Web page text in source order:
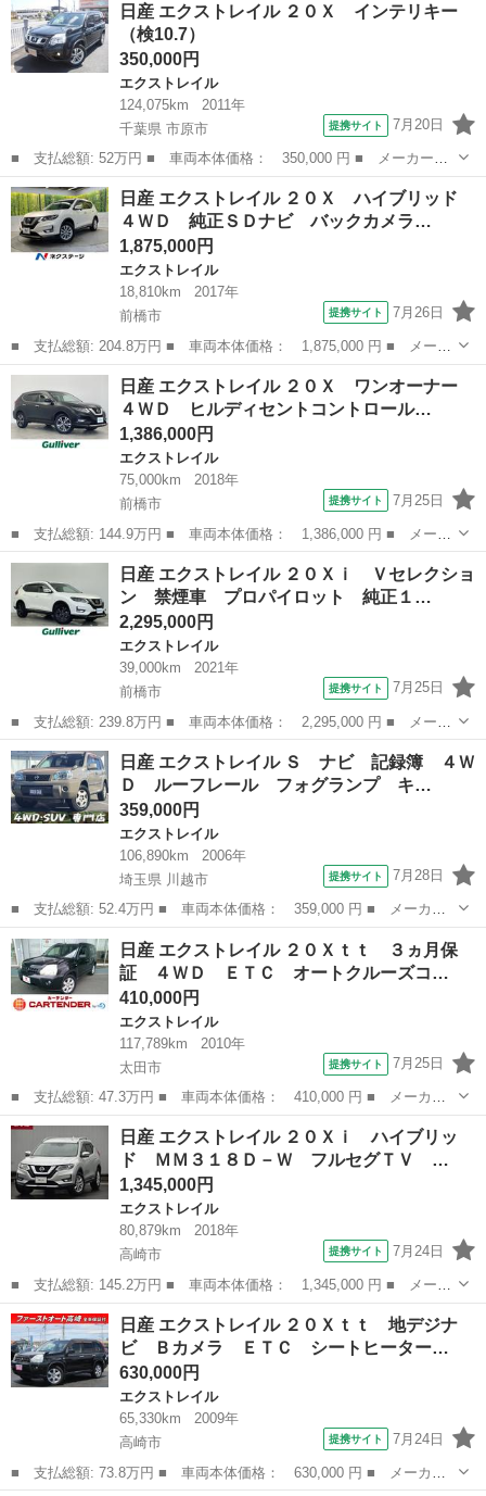
４ＯＲＣＥ レンタアップ車両 日産コネクトナビ アラウンドビュ
ー ドライ...
日産 エクストレイル ２０Ｘ インテリキー
（検10.7）
350,000円
エクストレイル
124,075km
2011年
千葉県 市原市
提携サイト 7月20日
■ 支払総額: 52万円 ■ 車両本体価格： 350,000 円 ■ メーカー
名： 日産 ■ 車種名： エクストレイル ■ グレード名： ２０
Ｘ インテリキー ■ 排気量： 2000cc ■ ドア枚数： 5D ■ ミッ
ショ...
千葉 市原市 エクストレイル
日産 エクストレイル ２０Ｘ ハイブリッド
４ＷＤ 純正ＳＤナビ バックカメラ…
1,875,000円
エクストレイル
18,810km
2017年
前橋市
提携サイト 7月26日
■ 支払総額: 204.8万円 ■ 車両本体価格： 1,875,000 円 ■ メーカ
ー名： 日産 ■ 車種名： エクストレイル ■ グレード名： ２０
Ｘ ハイブリッド ４ＷＤ 純正ＳＤナビ バックカメラ 衝突被害
軽減シス...
群馬 前橋市 エクストレイル
日産 エクストレイル ２０Ｘ ワンオーナー
４ＷＤ ヒルディセントコントロール…
1,386,000円
エクストレイル
75,000km
2018年
前橋市
提携サイト 7月25日
■ 支払総額: 144.9万円 ■ 車両本体価格： 1,386,000 円 ■ メーカ
ー名： 日産 ■ 車種名： エクストレイル ■ グレード名： ２０
Ｘ ワンオーナー ４ＷＤ ヒルディセントコントロール ハンズフ
リーオー...
群馬 前橋市 エクストレイル
日産 エクストレイル ２０Ｘｉ Ｖセレクショ
ン 禁煙車 プロパイロット 純正１…
2,295,000円
エクストレイル
39,000km
2021年
前橋市
提携サイト 7月25日
■ 支払総額: 239.8万円 ■ 車両本体価格： 2,295,000 円 ■ メーカ
ー名： 日産 ■ 車種名： エクストレイル ■ グレード名： ２０
Ｘｉ Ｖセレクション 禁煙車 プロパイロット 純正１０インチナ
ビ イン...
群馬 前橋市 エクストレイル
日産 エクストレイル Ｓ ナビ 記録簿 ４Ｗ
Ｄ ルーフレール フォグランプ キ…
359,000円
エクストレイル
106,890km
2006年
埼玉県 川越市
提携サイト 7月28日
■ 支払総額: 52.4万円 ■ 車両本体価格： 359,000 円 ■ メーカー
名： 日産 ■ 車種名： エクストレイル ■ グレード名： Ｓ ナ
ビ 記録簿 ４ＷＤ ルーフレール フォグランプ キーレス カプ
ロンシート ...
埼玉 川越市 エクストレイル
日産 エクストレイル ２０Ｘｔｔ ３ヵ月保
証 ４ＷＤ ＥＴＣ オートクルーズコ…
410,000円
エクストレイル
117,789km
2010年
太田市
提携サイト 7月25日
■ 支払総額: 47.3万円 ■ 車両本体価格： 410,000 円 ■ メーカー
名： 日産 ■ 車種名： エクストレイル ■ グレード名： ２０Ｘ
ｔｔ ３ヵ月保証 ４ＷＤ ＥＴＣ オートクルーズコントロール
オートライト...
群馬 太田市 エクストレイル
日産 エクストレイル ２０Ｘｉ ハイブリッ
ド ＭＭ３１８Ｄ－Ｗ フルセグＴＶ …
1,345,000円
エクストレイル
80,879km
2018年
高崎市
提携サイト 7月24日
■ 支払総額: 145.2万円 ■ 車両本体価格： 1,345,000 円 ■ メーカ
ー名： 日産 ■ 車種名： エクストレイル ■ グレード名： ２０
Ｘｉ ハイブリッド ＭＭ３１８Ｄ－Ｗ フルセグＴＶ ＤＶＤ再
生 録音・...
群馬 高崎市 エクストレイル
日産 エクストレイル ２０Ｘｔｔ 地デジナ
ビ Ｂカメラ ＥＴＣ シートヒーター…
630,000円
エクストレイル
65,330km
2009年
高崎市
提携サイト 7月24日
■ 支払総額: 73.8万円 ■ 車両本体価格： 630,000 円 ■ メーカー